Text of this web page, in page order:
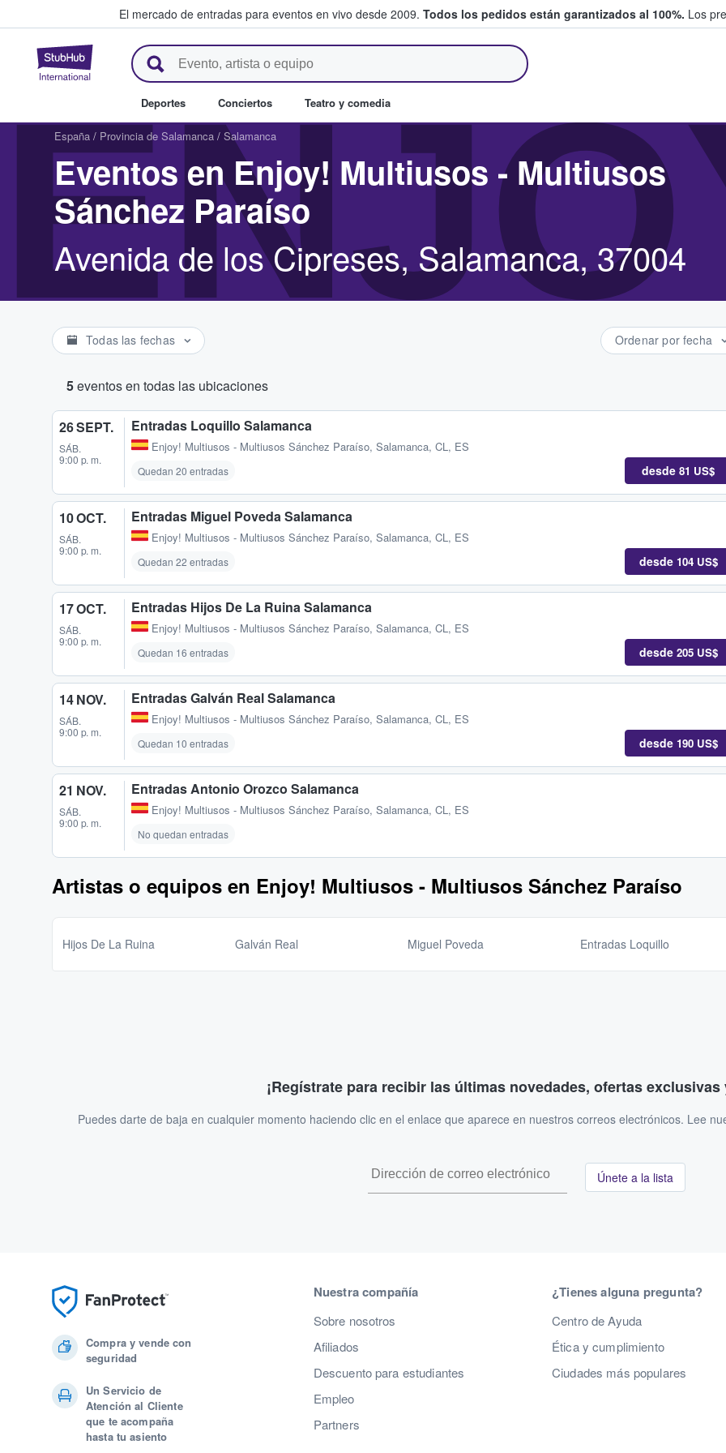
El mercado de entradas para eventos en vivo desde 2009. Todos los pedidos están garantizados al 100%. Los
StubHub: compra y venta de entradas entre fans
Deportes Conciertos Teatro y comedia
España / Provincia de Salamanca / Salamanca
Eventos en Enjoy! Multiusos - Multiusos
Sánchez Paraíso
Avenida de los Cipreses, Salamanca, 37004
Todas las fechas Ordenar por fecha
5eventos en todas las ubicaciones
26 SEPT.
SÁB.
9:00 p. m.
Entradas Loquillo Salamanca
Enjoy! Multiusos - Multiusos Sánchez Paraíso, Salamanca, CL, ES
Quedan 20 entradas desde 81 US$
10 OCT.
SÁB.
9:00 p. m.
Entradas Miguel Poveda Salamanca
Enjoy! Multiusos - Multiusos Sánchez Paraíso, Salamanca, CL, ES
Quedan 22 entradas desde 104 US$
17 OCT.
SÁB.
9:00 p. m.
Entradas Hijos De La Ruina Salamanca
Enjoy! Multiusos - Multiusos Sánchez Paraíso, Salamanca, CL, ES
Quedan 16 entradas desde 205 US$
14 NOV.
SÁB.
9:00 p. m.
Entradas Galván Real Salamanca
Enjoy! Multiusos - Multiusos Sánchez Paraíso, Salamanca, CL, ES
Quedan 10 entradas desde 190 US$
21 NOV.
SÁB.
9:00 p. m.
Entradas Antonio Orozco Salamanca
Enjoy! Multiusos - Multiusos Sánchez Paraíso, Salamanca, CL, ES
No quedan entradas
Artistas o equipos en Enjoy! Multiusos - Multiusos Sánchez Paraíso
Hijos De La Ruina Galván Real Miguel Poveda Entradas Loquillo
¡Regístrate para recibir las últimas novedades, ofertas
Puedes darte de baja en cualquier momento haciendo clic en el enlace que aparece en nuestros correos electrónicos. Lee
Únete a la lista
Compra y vende con
seguridad
Un Servicio de
Atención al Cliente
que te acompaña
hasta tu asiento
Nuestra compañía
Sobre nosotros
Afiliados
Descuento para estudiantes
Empleo
Partners
¿Tienes alguna pregunta?
Centro de Ayuda
Ética y cumplimiento
Ciudades más populares